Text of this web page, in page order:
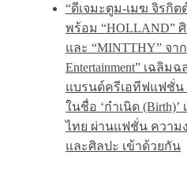
“ดีเจมะตูม-เมฆ จิรกิต
พร้อม “HOLLAND”
และ “MINTTHY” จา
Entertainment” เฉลิม
แบรนด์ครีเอทีฟแฟชั่น
ในชื่อ ‘กำเนิด
ไทย ผ่านแฟชั่น ความ
และศิลปะ เข้าด้วยกัน